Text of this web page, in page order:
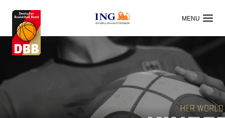
OFFIZIELLER HAUPTSPONSOR